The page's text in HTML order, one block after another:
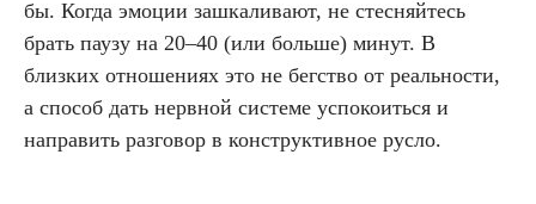
бы. Когда эмоции зашкаливают, не стесняйтесь
брать паузу на 20–40 (или больше) минут. В
близких отношениях это не бегство от реальности,
а способ дать нервной системе успокоиться и
направить разговор в конструктивное русло.